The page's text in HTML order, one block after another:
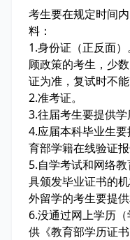
考生要在规定时间
料：
1.身份证（正反面
顾政策的考生，少
证为准，复试时不能
2.准考证。
3.往届考生要提供学
4.应届本科毕业生
育部学籍在线验证报
5.自学考试和网络
具颁发毕业证书的
外留学的考生要提
6.没通过网上学历
供《教育部学历证